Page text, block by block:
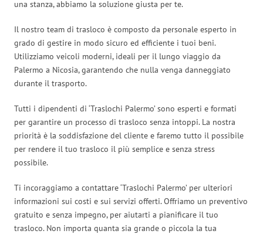
una stanza, abbiamo la soluzione giusta per te.
Il nostro team di trasloco è composto da personale esperto in
grado di gestire in modo sicuro ed efficiente i tuoi beni.
Utilizziamo veicoli moderni, ideali per il lungo viaggio da
Palermo a Nicosia, garantendo che nulla venga danneggiato
durante il trasporto.
Tutti i dipendenti di ‘Traslochi Palermo’ sono esperti e formati
per garantire un processo di trasloco senza intoppi. La nostra
priorità è la soddisfazione del cliente e faremo tutto il possibile
per rendere il tuo trasloco il più semplice e senza stress
possibile.
Ti incoraggiamo a contattare ‘Traslochi Palermo’ per ulteriori
informazioni sui costi e sui servizi offerti. Offriamo un preventivo
gratuito e senza impegno, per aiutarti a pianificare il tuo
trasloco. Non importa quanta sia grande o piccola la tua